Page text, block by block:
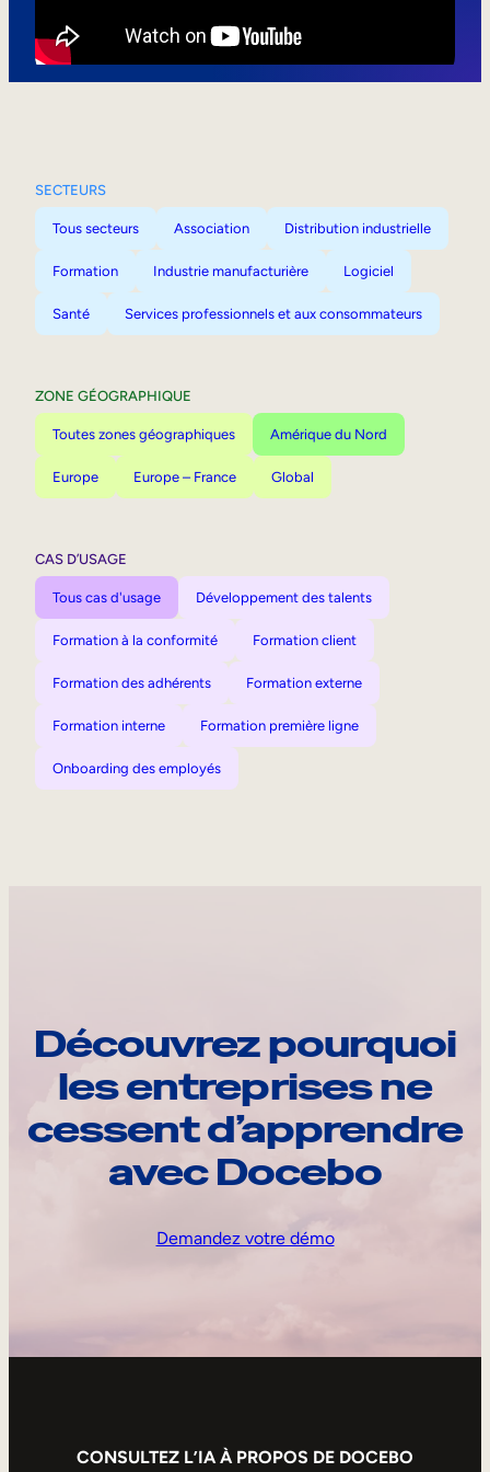
SECTEURS
Tous secteurs Association Distribution industrielle
Formation Industrie manufacturière Logiciel
Santé Services professionnels et aux consommateurs
ZONE GÉOGRAPHIQUE
Toutes zones géographiques Amérique du Nord
Europe Europe – France Global
CAS D’USAGE
Tous cas d'usage Développement des talents
Formation à la conformité Formation client
Formation des adhérents Formation externe
Formation interne Formation première ligne
Onboarding des employés
Découvrez pourquoi
les entreprises ne
cessent d’apprendre
avec Docebo
Demandez votre démo
CONSULTEZ L’IA À PROPOS DE DOCEBO